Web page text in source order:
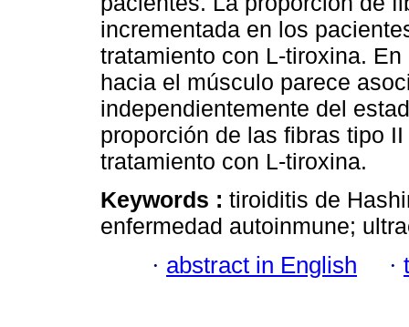
incrementada en los
tratamiento con L-tiroxina.
hacia el músculo parece
independientemente del
proporción de las fibras tipo
tratamiento con L-tiroxina.
Keywords : tiroiditis de
enfermedad autoinmune;
· abstract in English ·